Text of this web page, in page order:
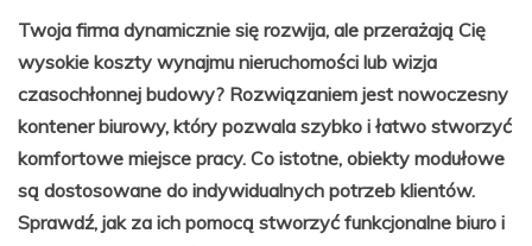
Twoja firma dynamicznie się rozwija, ale przerażają Cię
wysokie koszty wynajmu nieruchomości lub wizja
czasochłonnej budowy? Rozwiązaniem jest nowoczesny
kontener biurowy, który pozwala szybko i łatwo stworzyć
komfortowe miejsce pracy. Co istotne, obiekty modułowe
są dostosowane do indywidualnych potrzeb klientów.
Sprawdź, jak za ich pomocą stworzyć funkcjonalne biuro i